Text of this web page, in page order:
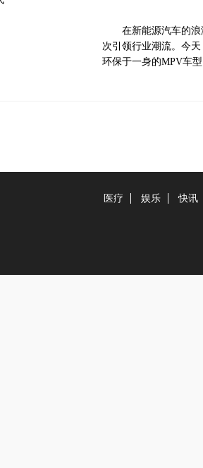
在新能源汽车的
次引领行业潮流。今
环保于一身的MPV车
医疗 娱乐 快讯